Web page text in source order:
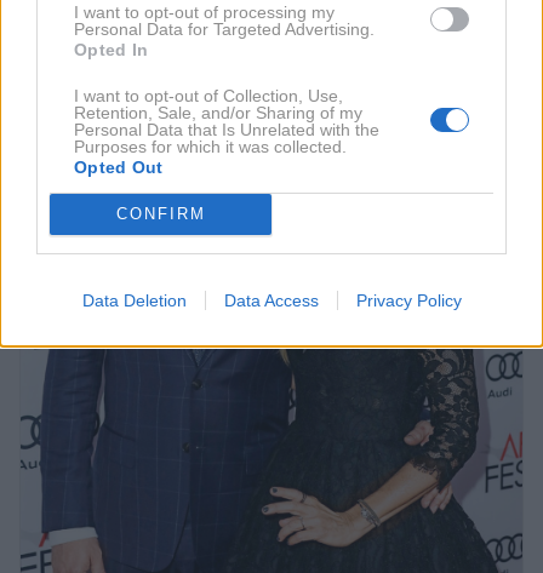
I want to opt-out of processing my
Personal Data for Targeted Advertising.
Opted In
I want to opt-out of Collection, Use,
Retention, Sale, and/or Sharing of my
Personal Data that Is Unrelated with the
Purposes for which it was collected.
Opted Out
CONFIRM
Data Deletion Data Access Privacy Policy